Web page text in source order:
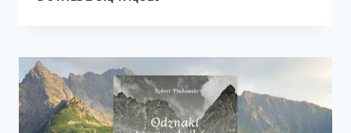
PRÓBA
INTERPRETACJI
POLSKIEJ
LITERATURY
PODRÓŻNICZEJ